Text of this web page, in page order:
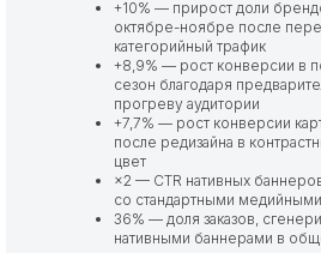
+10% — прирост доли
октябре-ноябре после
категорийный трафик
+8,9% — рост конверсии в
сезон благодаря
прогреву аудитории
+7,7% — рост конверсии
после редизайна в
цвет
×2 — CTR нативных
со стандартными
36% — доля заказов,
нативными баннерами в